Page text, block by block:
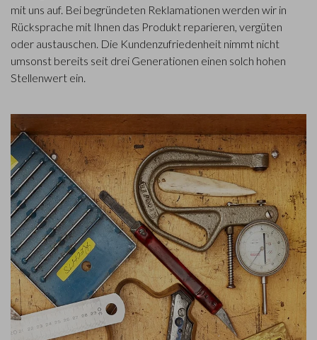
mit uns auf. Bei begründeten Reklamationen werden wir in
Rücksprache mit Ihnen das Produkt reparieren, vergüten
oder austauschen. Die Kundenzufriedenheit nimmt nicht
umsonst bereits seit drei Generationen einen solch hohen
Stellenwert ein.